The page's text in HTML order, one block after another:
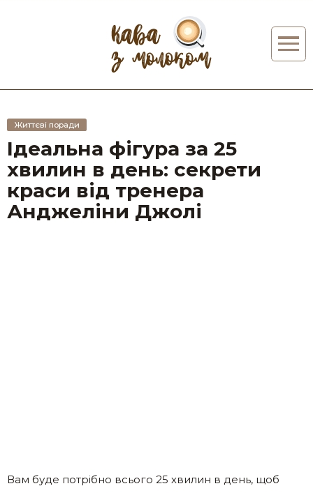
Життєві поради
Ідеальна фігура за 25
хвилин в день: секрети
краси від тренера
Анджеліни Джолі
Вам буде потрібно всього 25 хвилин в день, щоб